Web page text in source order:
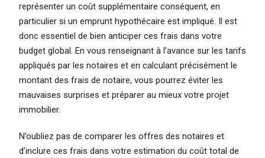
représenter un coût supplémentaire conséquent, en
particulier si un emprunt hypothécaire est impliqué. Il est
donc essentiel de bien anticiper ces frais dans votre
budget global. En vous renseignant à l’avance sur les tarifs
appliqués par les notaires et en calculant précisément le
montant des frais de notaire, vous pourrez éviter les
mauvaises surprises et préparer au mieux votre projet
immobilier.
N’oubliez pas de comparer les offres des notaires et
d’inclure ces frais dans votre estimation du coût total de